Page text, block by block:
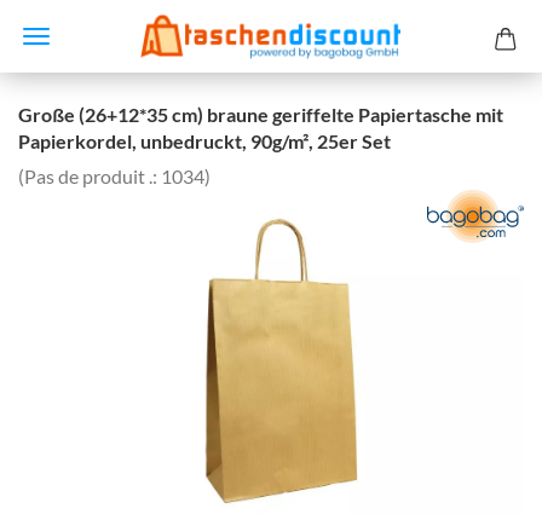
Große (26+12*35 cm) braune geriffelte Papiertasche mit
Papierkordel, unbedruckt, 90g/m², 25er Set
(Pas de produit .: 1034)